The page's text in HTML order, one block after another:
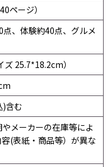
ページ）
、体験約40点、グルメ
25.7*18.2cm）
)含む
メーカーの在庫等によ
(表紙・商品等）が異な